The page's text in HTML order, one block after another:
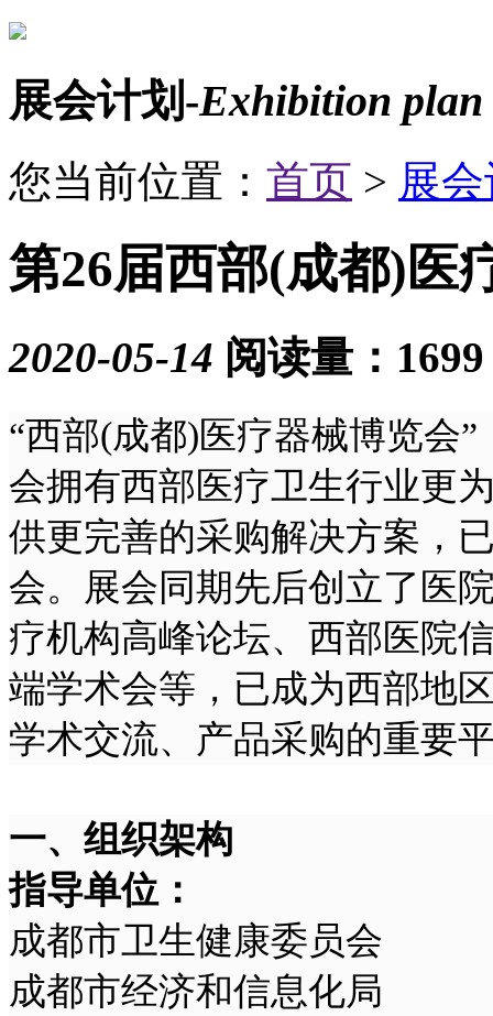
展会计划-Exhibition plan
您当前位置： 首页 > 展
第26届西部(成都)医
2020-05-14 阅读量：1699
“西部(成都)医疗器械博览会
会拥有西部医疗卫生行业更
供更完善的采购解决方案，
会。展会同期先后创立了医
疗机构高峰论坛、西部医院
端学术会等，已成为西部地
学术交流、产品采购的重要
一、组织架构
指导单位：
成都市卫生健康委员会
成都市经济和信息化局